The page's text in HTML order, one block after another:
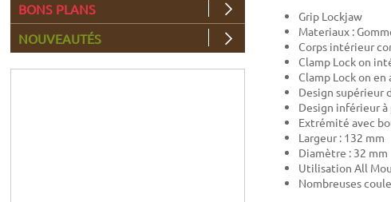
Grip Lockjaw
Materiaux :
Corps intérieur
Clamp Lock on
Clamp Lock on
Design supérieur
Design inférieur
Extrémité avec
Largeur : 132 mm
Diamètre : 32 mm
Utilisation All
Nombreuses
BONS PLANS
NOUVEAUTÉS